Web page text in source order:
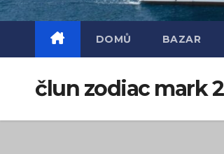
DOMŮ BAZAR
člun zodiac mark 2